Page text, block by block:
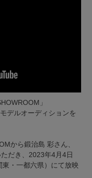
」
デルオーディションを
から鍛治島 彩さん、
だき、2023年4月4日
東・一都六県）にて放映